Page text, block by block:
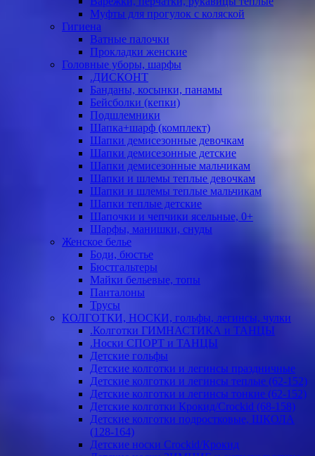
Муфты для прогулок с коляской
Гигиена
Ватные палочки
Прокладки женские
Головные уборы, шарфы
.ДИСКОНТ
Банданы, косынки, панамы
Бейсболки (кепки)
Подшлемники
Шапка+шарф (комплект)
Шапки демисезонные девочкам
Шапки демисезонные детские
Шапки демисезонные мальчикам
Шапки и шлемы теплые девочкам
Шапки и шлемы теплые мальчикам
Шапки теплые детские
Шапочки и чепчики ясельные, 0+
Шарфы, манишки, снуды
Женское белье
Боди, бюстье
Бюстгальтеры
Майки бельевые, топы
Панталоны
Трусы
КОЛГОТКИ, НОСКИ, гольфы, легинсы, чулки
.Колготки ГИМНАСТИКА и ТАНЦЫ
.Носки СПОРТ и ТАНЦЫ
Детские гольфы
Детские колготки и легинсы праздничные
Детские колготки и легинсы теплые (62-152)
Детские колготки и легинсы тонкие (62-152)
Детские колготки Крокид/Crockid (68-158)
Детские колготки подростковые, ШКОЛА
(128-164)
Детские носки Crockid/Крокид